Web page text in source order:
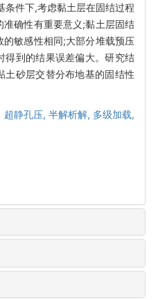
条件下,考虑黏土层在固结过程
确性有重要意义;黏土层固结
敏感性相同;大部分堆载预压
得到的结果误差偏大。研究结
土砂层交替分布地基的固结性
超静孔压, 半解析解, 多级加载,